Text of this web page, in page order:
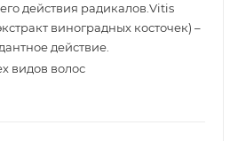
действия радикалов.Vitis
виноградных косточек) –
действие.
видов волос